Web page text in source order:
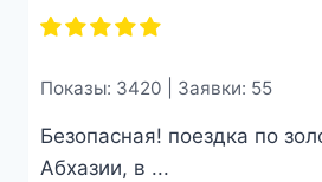
Показы: 3420 | Заявки: 55
Безопасная! поездка по
Абхазии, в ...